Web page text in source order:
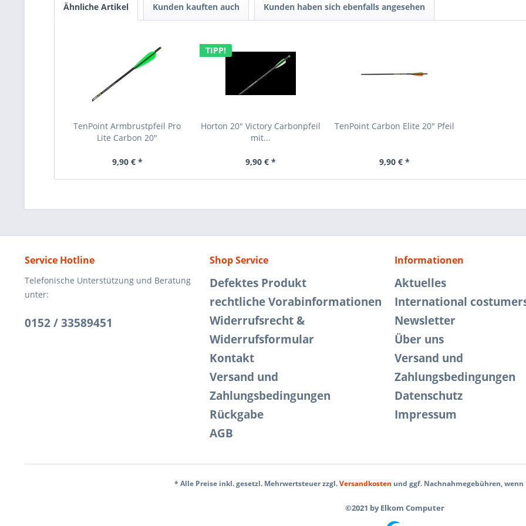
Ähnliche Artikel Kunden kauften auch Kunden haben sich ebenfalls angesehen
TenPoint Armbrustpfeil Pro
Lite Carbon 20"
9,90 € *
TIPP!
Horton 20" Victory Carbonpfeil
mit...
9,90 € *
TenPoint Carbon Elite 20" Pfeil
9,90 € *
Service Hotline
Telefonische Unterstützung und Beratung
unter:
0152 / 33589451
Shop Service
Defektes Produkt
rechtliche Vorabinformationen
Widerrufsrecht &
Widerrufsformular
Kontakt
Versand und
Zahlungsbedingungen
Rückgabe
AGB
Informationen
Aktuelles
International
Newsletter
Über uns
Versand und
Zahlungsbedingungen
Datenschutz
Impressum
* Alle Preise inkl. gesetzl. Mehrwertsteuer zzgl.Versandkosten und ggf. Nachnahmegebühren,
©2021 by Elkom Computer